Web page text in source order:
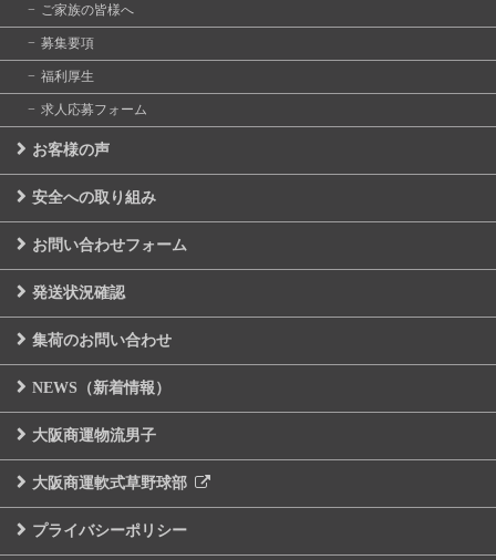
ご家族の皆様へ
募集要項
福利厚生
求人応募フォーム
お客様の声
安全への取り組み
お問い合わせフォーム
発送状況確認
集荷のお問い合わせ
NEWS（新着情報）
大阪商運物流男子
大阪商運軟式草野球部
プライバシーポリシー